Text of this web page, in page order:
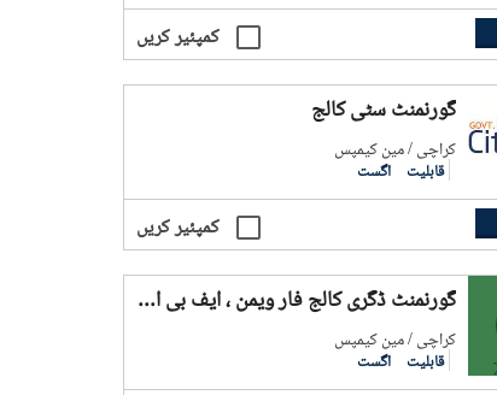
کمپئیر کریں
گورنمنٹ سٹی کالج
کراچی / مین کیمپس
قابلیت اگست
کمپئیر کریں
گورنمنٹ ڈگری کالج فار ویمن ، ایف بی ایریا
کراچی / مین کیمپس
قابلیت اگست